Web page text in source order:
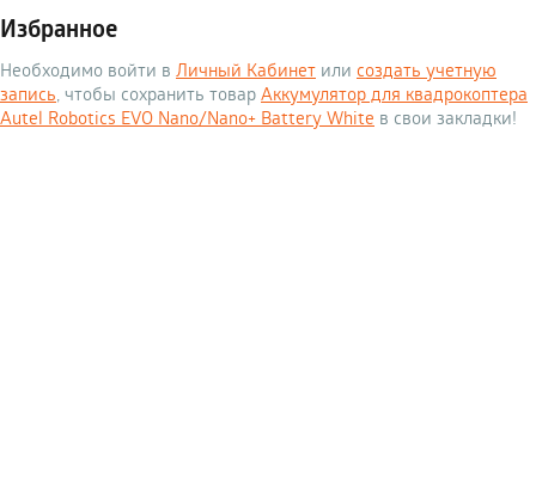
Избранное
Необходимо войти в Личный Кабинет или создать учетную
запись, чтобы сохранить товар Аккумулятор для квадрокоптера
Autel Robotics EVO Nano/Nano+ Battery White в свои закладки!